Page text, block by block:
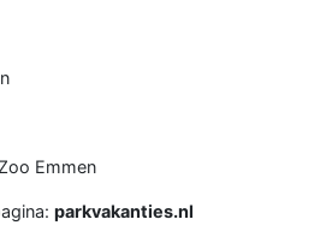
Emmen
parkvakanties.nl